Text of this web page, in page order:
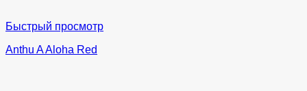
Быстрый просмотр
Anthu A Aloha Red